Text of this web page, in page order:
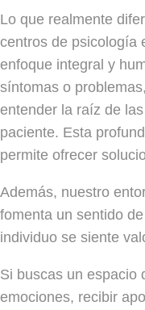
Lo que realmente
centros de psicología
enfoque integral y
síntomas o
entender la raíz de
paciente. Esta
permite ofrecer
Además, nuestro
fomenta un sentido
individuo se siente
Si buscas un espacio
emociones, recibir